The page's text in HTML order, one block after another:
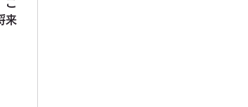
こ
来